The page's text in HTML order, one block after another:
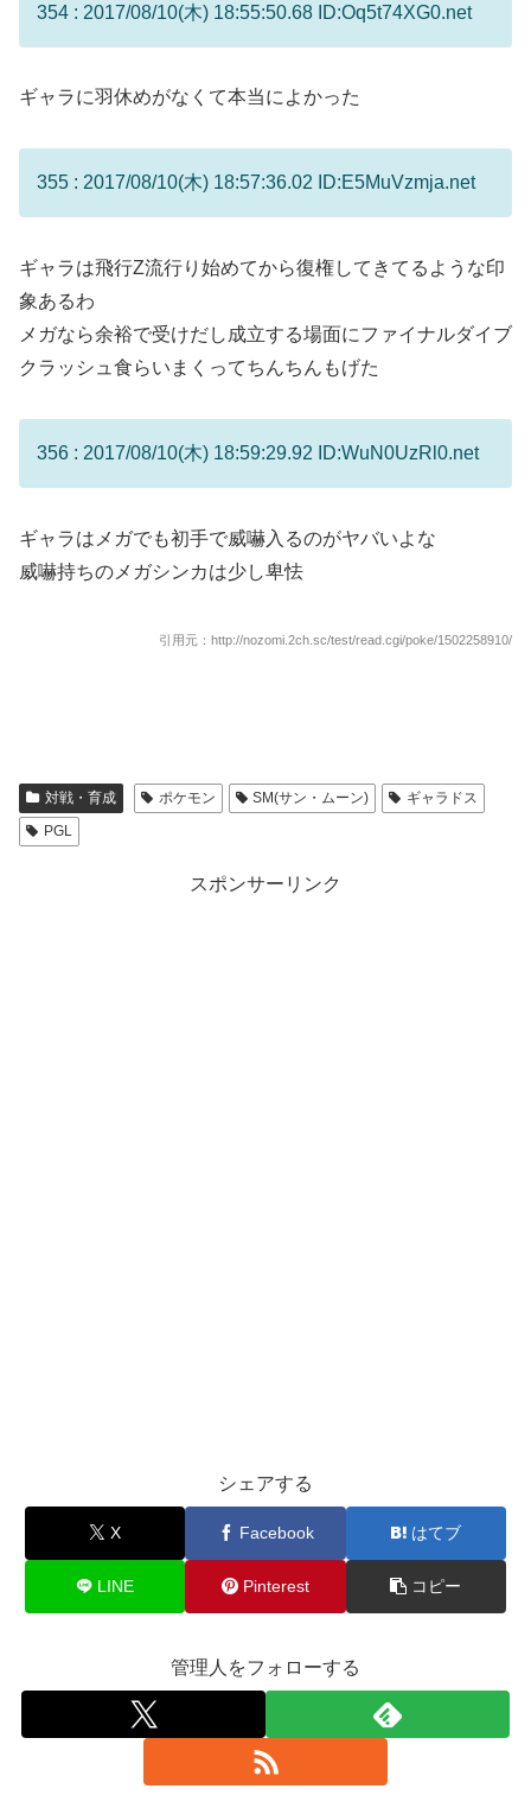
354 : 2017/08/10(木) 18:55:50.68 ID:Oq5t74XG0.net
ギャラに羽休めがなくて本当によかった
355 : 2017/08/10(木) 18:57:36.02 ID:E5MuVzmja.net
ギャラは飛行Z流行り始めてから復権してきてるような印
象あるわ
メガなら余裕で受けだし成立する場面にファイナルダイブ
クラッシュ食らいまくってちんちんもげた
356 : 2017/08/10(木) 18:59:29.92 ID:WuN0UzRl0.net
ギャラはメガでも初手で威嚇入るのがヤバいよな
威嚇持ちのメガシンカは少し卑怯
引用元：http://nozomi.2ch.sc/test/read.cgi/poke/1502258910/
対戦・育成 ポケモン SM(サン・ムーン)
ギャラドス
PGL
スポンサーリンク
シェアする
X Facebook はてブ
LINE Pinterest コピー
管理人をフォローする